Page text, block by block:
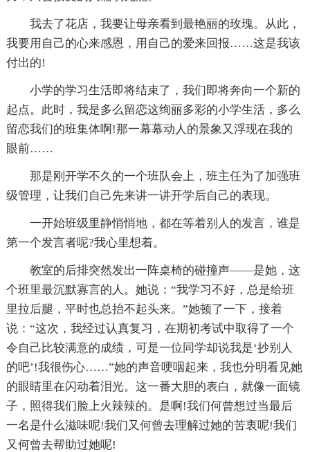
我去了花店，我要让母亲看到最艳丽的玫瑰。从此，
我要用自己的心来感恩，用自己的爱来回报……这是我该
付出的!
小学的学习生活即将结束了，我们即将奔向一个新的
起点。此时，我是多么留恋这绚丽多彩的小学生活，多么
留恋我们的班集体啊!那一幕幕动人的景象又浮现在我的
眼前……
那是刚开学不久的一个班队会上，班主任为了加强班
级管理，让我们自己先来讲一讲开学后自己的表现。
一开始班级里静悄悄地，都在等着别人的发言，谁是
第一个发言者呢?我心里想着。
教室的后排突然发出一阵桌椅的碰撞声——是她，这
个班里最沉默寡言的人。她说：“我学习不好，总是给班
里拉后腿，平时也总抬不起头来。”她顿了一下，接着
说：“这次，我经过认真复习，在期初考试中取得了一个
令自己比较满意的成绩，可是一位同学却说我是‘抄别人
的吧’!我很伤心……”她的声音哽咽起来，我也分明看见她
的眼睛里在闪动着泪光。这一番大胆的表白，就像一面镜
子，照得我们脸上火辣辣的。是啊!我们何曾想过当最后
一名是什么滋味呢!我们又何曾去理解过她的苦衷呢!我们
又何曾去帮助过她呢!